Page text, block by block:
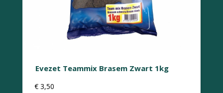
Evezet Teammix Brasem Zwart 1kg
€ 3,50